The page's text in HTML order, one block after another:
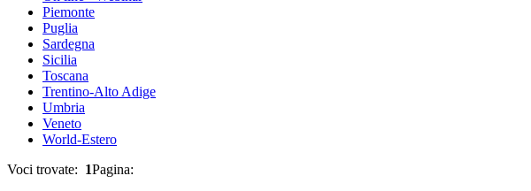
Piemonte
Puglia
Sardegna
Sicilia
Toscana
Trentino-Alto Adige
Umbria
Veneto
World-Estero
Voci trovate: 1Pagina: